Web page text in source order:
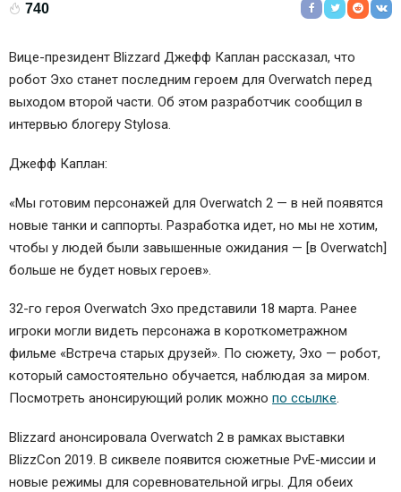
740
Вице-президент Blizzard Джефф Каплан рассказал, что
робот Эхо станет последним героем для Overwatch перед
выходом второй части. Об этом разработчик сообщил в
интервью блогеру Stylosa.
Джефф Каплан:
«Мы готовим персонажей для Overwatch 2 — в ней появятся
новые танки и саппорты. Разработка идет, но мы не хотим,
чтобы у людей были завышенные ожидания — [в Overwatch]
больше не будет новых героев».
32-го героя Overwatch Эхо представили 18 марта. Ранее
игроки могли видеть персонажа в короткометражном
фильме «Встреча старых друзей». По сюжету, Эхо — робот,
который самостоятельно обучается, наблюдая за миром.
Посмотреть анонсирующий ролик можно по ссылке.
Blizzard анонсировала Overwatch 2 в рамках выставки
BlizzCon 2019. В сиквеле появится сюжетные PvE-миссии и
новые режимы для соревновательной игры. Для обеих